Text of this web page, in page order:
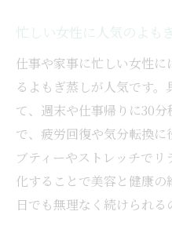
忙しい女性に人気のよも
仕事や家事に忙しい女性
るよもぎ蒸しが人気です
て、週末や仕事帰りに30
で、疲労回復や気分転換
ブティーやストレッチで
化することで美容と健康
日でも無理なく続けられる